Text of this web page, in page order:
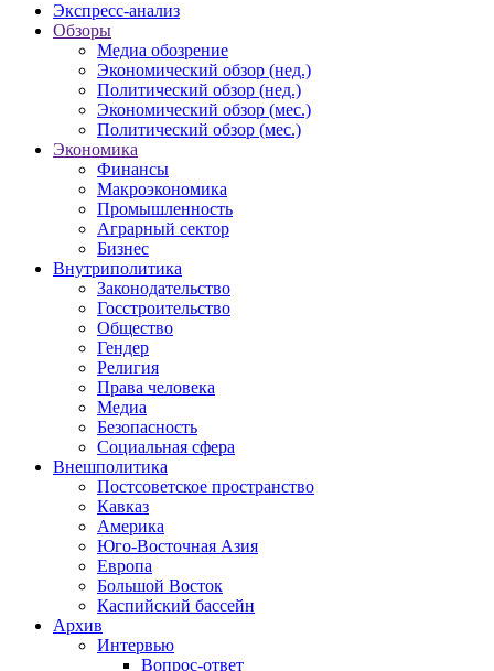
Экспресс-анализ
Обзоры
Медиа обозрение
Экономический обзор (нед.)
Политический обзор (нед.)
Экономический обзор (мес.)
Политический обзор (мес.)
Экономика
Финансы
Макроэкономика
Промышленность
Аграрный сектор
Бизнес
Внутриполитика
Законодательство
Госстроительство
Общество
Гендер
Религия
Права человека
Медиа
Безопасность
Социальная сфера
Внешполитика
Постсоветское пространство
Кавказ
Америка
Юго-Восточная Азия
Европа
Большой Восток
Каспийский бассейн
Архив
Интервью
Вопрос-ответ